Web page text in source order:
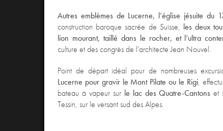
Autres emblèmes de Lucerne, l’église jésuite du
construction baroque sacrée de Suisse, les deux
lion mourant, taillé dans le rocher, et l’ultra
culture et des congrès de l'architecte Jean Nouvel.
Point de départ idéal pour de nombreuses
Lucerne pour gravir le Mont Pilate ou le Rigi,
bateau à vapeur sur le lac des Quatre-Cantons et
Tessin, sur le versant sud des Alpes.